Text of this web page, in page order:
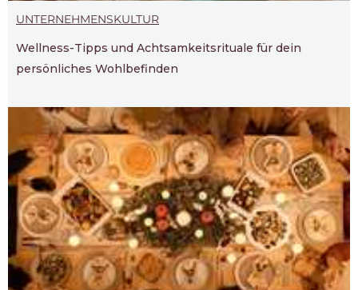
UNTERNEHMENSKULTUR
Wellness-Tipps und Achtsamkeitsrituale für dein
persönliches Wohlbefinden